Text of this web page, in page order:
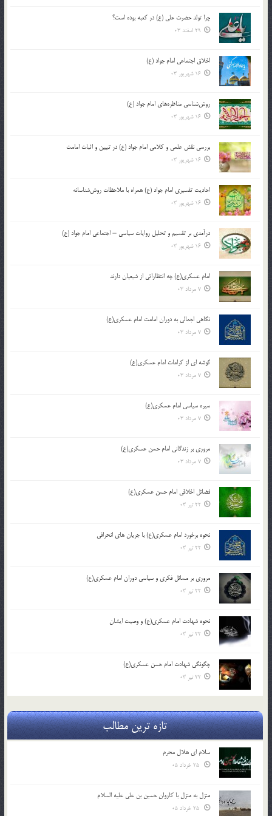
چرا تولد حضرت علی (ع) در کعبه بوده است؟
29 اسفند 03
اخلاق اجتماعی امام جواد (ع)
16 شهریور 03
روش‌شناسی مناظره‌های امام جواد (ع)
16 شهریور 03
بررسی نقش علمی و کلامی امام جواد (ع) در تبیین و اثبات امامت
16 شهریور 03
احادیث تفسیری امام جواد (ع) همراه با ملاحظات روش‌شناسانه
16 شهریور 03
درآمدی بر تقسیم و تحلیل روایات سیاسی – اجتماعی امام جواد (ع)
16 شهریور 03
امام عسکری(ع) چه انتظاراتی از شیعیان دارند
7 مرداد 03
نگاهی اجمالی به دوران امامت امام عسکری(ع)
7 مرداد 03
گوشه ای از کرامات امام عسکری(ع)
7 مرداد 03
سیره سیاسی امام عسکری(ع)
7 مرداد 03
مروری بر زندگانی امام حسن عسکری(ع)
7 مرداد 03
فضائل اخلاقی امام حسن عسکری(ع)
22 تیر 03
نحوه برخورد امام عسکری(ع) با جریان های انحرافی
22 تیر 03
مروری بر مسائل فکری و سیاسی دوران امام عسکری(ع)
22 تیر 03
نحوه شهادت امام عسکری(ع) و وصیت ایشان
22 تیر 03
چگونگی شهادت امام حسن عسکری(ع)
22 تیر 03
تازه ترین مطالب
سلام ای هلال محرم
منزل به منزل با کاروان حسین بن علی علیه السلام